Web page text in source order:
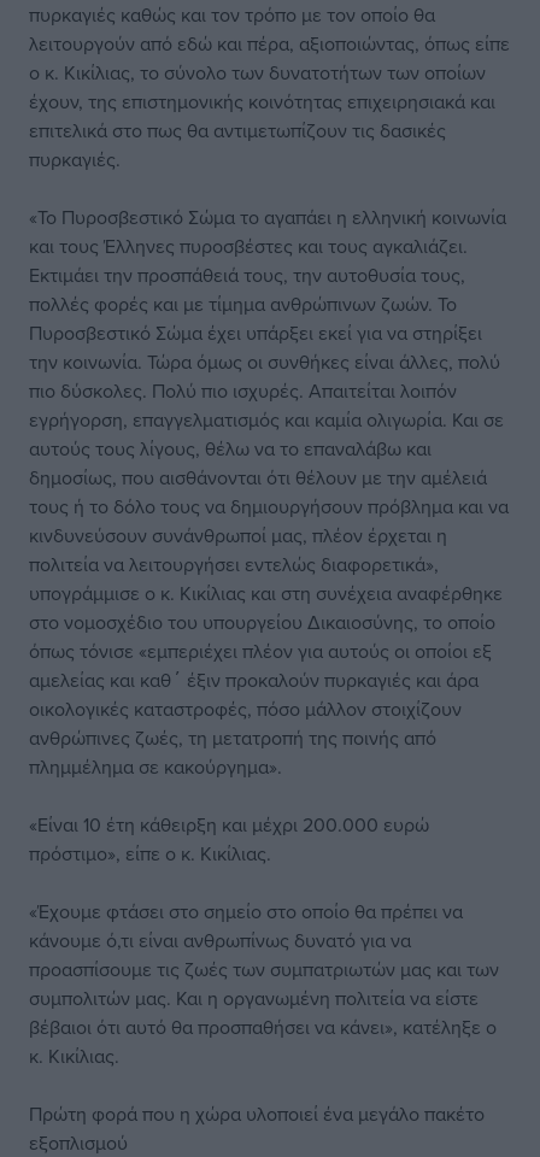
πυρκαγιές καθώς και τον τρόπο με τον οποίο θα
λειτουργούν από εδώ και πέρα, αξιοποιώντας, όπως είπε
ο κ. Κικίλιας, το σύνολο των δυνατοτήτων των οποίων
έχουν, της επιστημονικής κοινότητας επιχειρησιακά και
επιτελικά στο πως θα αντιμετωπίζουν τις δασικές
πυρκαγιές.
«Το Πυροσβεστικό Σώμα το αγαπάει η ελληνική κοινωνία
και τους Έλληνες πυροσβέστες και τους αγκαλιάζει.
Εκτιμάει την προσπάθειά τους, την αυτοθυσία τους,
πολλές φορές και με τίμημα ανθρώπινων ζωών. Το
Πυροσβεστικό Σώμα έχει υπάρξει εκεί για να στηρίξει
την κοινωνία. Τώρα όμως οι συνθήκες είναι άλλες, πολύ
πιο δύσκολες. Πολύ πιο ισχυρές. Απαιτείται λοιπόν
εγρήγορση, επαγγελματισμός και καμία ολιγωρία. Και σε
αυτούς τους λίγους, θέλω να το επαναλάβω και
δημοσίως, που αισθάνονται ότι θέλουν με την αμέλειά
τους ή το δόλο τους να δημιουργήσουν πρόβλημα και να
κινδυνεύσουν συνάνθρωποί μας, πλέον έρχεται η
πολιτεία να λειτουργήσει εντελώς διαφορετικά»,
υπογράμμισε ο κ. Κικίλιας και στη συνέχεια αναφέρθηκε
στο νομοσχέδιο του υπουργείου Δικαιοσύνης, το οποίο
όπως τόνισε «εμπεριέχει πλέον για αυτούς οι οποίοι εξ
αμελείας και καθ΄ έξιν προκαλούν πυρκαγιές και άρα
οικολογικές καταστροφές, πόσο μάλλον στοιχίζουν
ανθρώπινες ζωές, τη μετατροπή της ποινής από
πλημμέλημα σε κακούργημα».
«Είναι 10 έτη κάθειρξη και μέχρι 200.000 ευρώ
πρόστιμο», είπε ο κ. Κικίλιας.
«Έχουμε φτάσει στο σημείο στο οποίο θα πρέπει να
κάνουμε ό,τι είναι ανθρωπίνως δυνατό για να
προασπίσουμε τις ζωές των συμπατριωτών μας και των
συμπολιτών μας. Και η οργανωμένη πολιτεία να είστε
βέβαιοι ότι αυτό θα προσπαθήσει να κάνει», κατέληξε ο
κ. Κικίλιας.
Πρώτη φορά που η χώρα υλοποιεί ένα μεγάλο πακέτο
εξοπλισμού